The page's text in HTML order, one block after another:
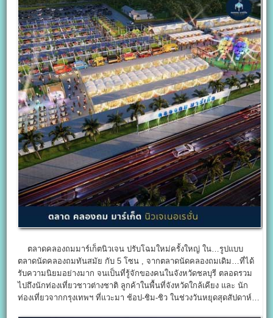
ตลาดคลองถมมาร์เก็ตนิวเจน ปรับโฉมใหม่ครั้งใหญ่ ใน…รูปแบบ
ตลาดนัดคลองถมทันสมัย กับ 5 โซน , จากตลาดนัดคลองถมเดิม…ที่ได้
รับความนิยมอย่างมาก จนเป็นที่รู้จักของคนในจังหวัดชลบุรี ตลอดรวม
ไปถึงนักท่องเที่ยวชาวต่างชาติ ลูกค้าในพื้นที่จังหวัดใกล้เคียง และ นัก
ท่องเที่ยวจากกรุงเทพฯ ที่แวะมา ช้อป-ชิม-ชิว ในช่วงวันหยุดสุดสัปดาห์…